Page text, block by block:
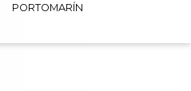
PORTOMARÍN